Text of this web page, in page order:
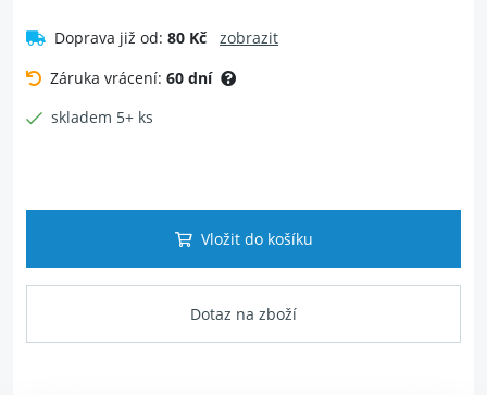
Doprava již od: 80 Kč
zobrazit
Záruka vrácení: 60 dní
skladem 5+ ks
Vložit do košíku
Dotaz na zboží